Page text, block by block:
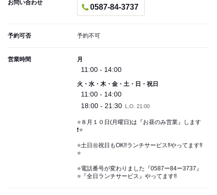
お問い合わせ
0587-84-3737
予約可否 予約不可
営業時間 月
11:00 - 14:00
火・水・木・金・土・日・祝日
11:00 - 14:00
18:00 - 21:30 L.O. 21:00
⭐️８月１０日(月曜日)は『お昼のみ営業』します
❗️⭐️
⭐️土日㊗️祝日もOK‼️ランチサービス‼️やってます‼️
⭐️
⭐️電話番号が変わりました『0587ー84ー3737』
⭐️『全日ランチサービス』やってます‼️